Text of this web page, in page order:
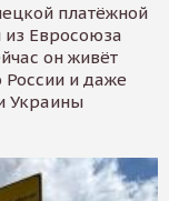
платёжной
Евросоюза
он живёт
и даже
Украины